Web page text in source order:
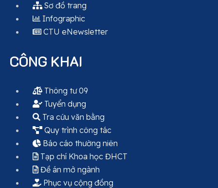
Sơ đồ trang
Infographic
CTU eNewsletter
CÔNG KHAI
Thông tư 09
Tuyển dụng
Tra cứu văn bằng
Quy trình công tác
Báo cáo thường niên
Tạp chí Khoa học ĐHCT
Đề án mở ngành
Phục vụ cộng đồng